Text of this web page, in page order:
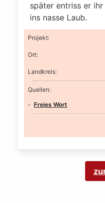
später entriss er
ins nasse Laub.
Projekt:
Ort:
Landkreis:
Quellen:
Freies Wort